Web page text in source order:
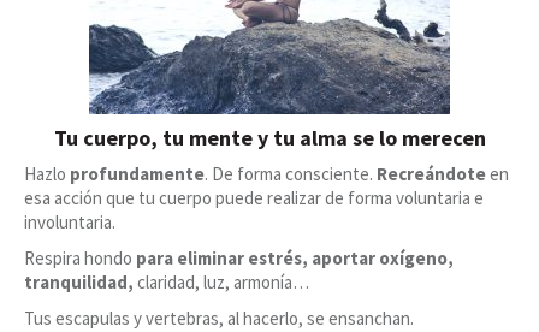
Tu cuerpo, tu mente y tu alma se lo merecen
Hazlo profundamente. De forma consciente. Recreándoteen
esa acción que tu cuerpo puede realizar de forma voluntaria e
involuntaria.
Respira hondo para eliminar estrés, aportar oxígeno,
tranquilidad, claridad, luz, armonía…
Tus escapulas y vertebras, al hacerlo, se ensanchan.